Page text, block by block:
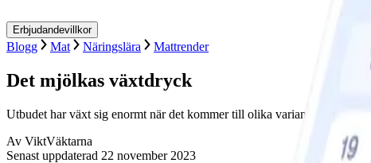
Erbjudandevillkor
Blogg Mat Näringslära Mattrender
Det mjölkas växtdryck
Utbudet har växt sig enormt när det kommer till olika varianter av
Av ViktVäktarna
Senast uppdaterad 22 november 2023